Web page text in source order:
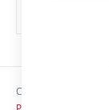
Sociální bezpečí
Copyright © 2026